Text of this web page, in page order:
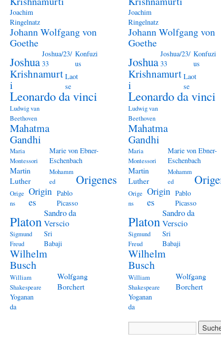
Joachim
Ringelnatz
Johann Wolfgang von
Goethe
Joshua
Joshua/23/
33
Konfuzi
us
Krishnamurt
i
Laot
se
Leonardo da vinci
Ludwig van
Beethoven
Mahatma
Gandhi
Maria
Montessori
Marie von Ebner-
Eschenbach
Martin
Luther
Mohamm
ed
Origenes
Orige
ns
Origin
es
Pablo
Picasso
Platon
Sandro da
Verscio
Sigmund
Freud
Sri
Babaji
Wilhelm
Busch
William
Shakespeare
Wolfgang
Borchert
Yoganan
da
Joachim
Ringelnatz
Johann Wolfgang von
Goethe
Joshua
Joshua/23/
33
Konfuzi
us
Krishnamurt
i
Laot
se
Leonardo da vinci
Ludwig van
Beethoven
Mahatma
Gandhi
Maria
Montessori
Marie von Ebner-
Eschenbach
Martin
Luther
Mohamm
ed
Orige
ns
Origin
es
Pablo
Picasso
Platon
Sandro da
Verscio
Sigmund
Freud
Sri
Babaji
Wilhelm
Busch
William
Shakespeare
Wolfgang
Borchert
Yoganan
da